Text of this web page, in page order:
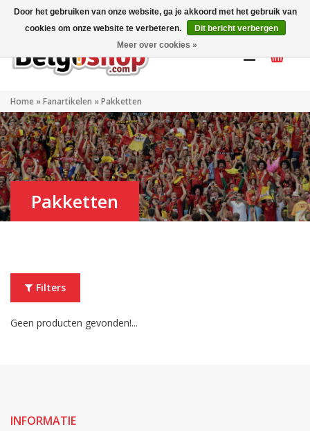
Mijn account NL
Home »Fanartikelen »Pakketten
Pakketten
Filters
Geen producten gevonden!...
INFORMATIE
Door het gebruiken van onze website, ga je akkoord met het gebruik van
cookies om onze website te verbeteren.
Dit bericht verbergen
Meer over cookies »